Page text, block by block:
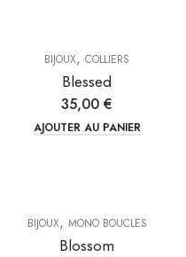
BIJOUX, COLLIERS
Blessed
35,00 €
AJOUTER AU PANIER
BIJOUX, MONO BOUCLES
Blossom